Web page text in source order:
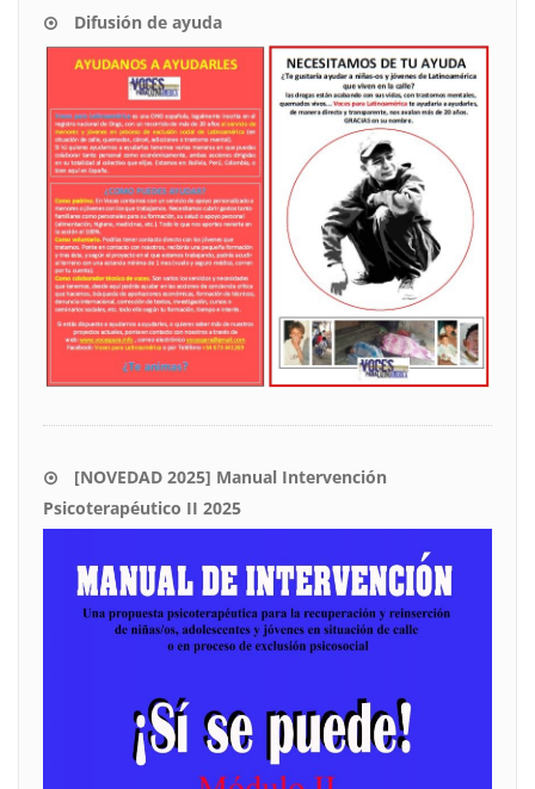
Difusión de ayuda
[NOVEDAD 2025] Manual Intervención
Psicoterapéutico II 2025